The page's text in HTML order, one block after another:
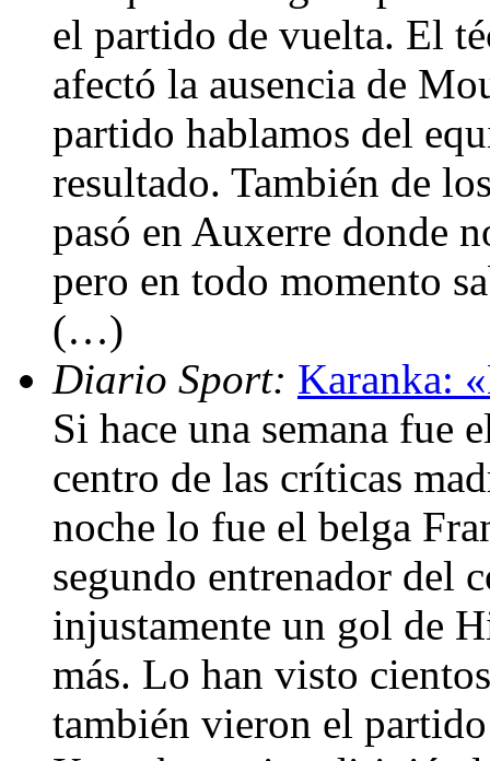
el partido de vuelta. El
afectó la ausencia de
partido hablamos del
resultado. También de
pasó en Auxerre donde
pero en todo momento
(…)
Diario Sport: Karanka:
Si hace una semana fue
centro de las críticas
noche lo fue el belga
segundo entrenador del
injustamente un gol de
más. Lo han visto
también vieron el